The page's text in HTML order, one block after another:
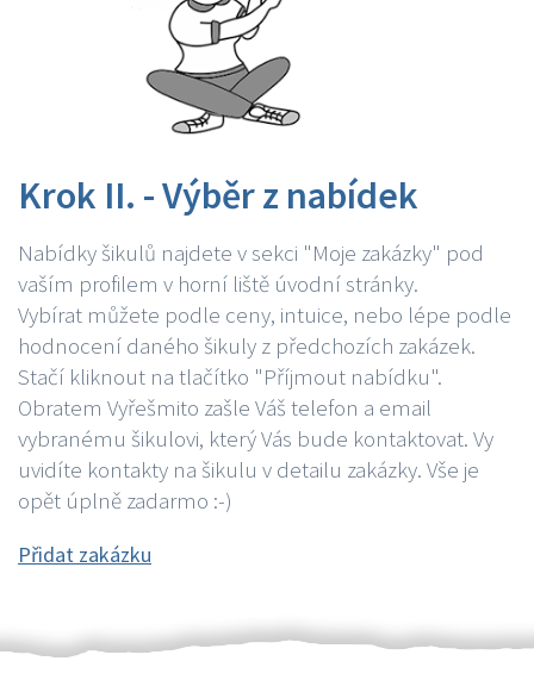
Krok II. - Výběr z nabídek
Nabídky šikulů najdete v sekci "Moje zakázky" pod
vaším profilem v horní liště úvodní stránky.
Vybírat můžete podle ceny, intuice, nebo lépe podle
hodnocení daného šikuly z předchozích zakázek.
Stačí kliknout na tlačítko "Příjmout nabídku".
Obratem Vyřešmito zašle Váš telefon a email
vybranému šikulovi, který Vás bude kontaktovat. Vy
uvidíte kontakty na šikulu v detailu zakázky. Vše je
opět úplně zadarmo :-)
Přidat zakázku